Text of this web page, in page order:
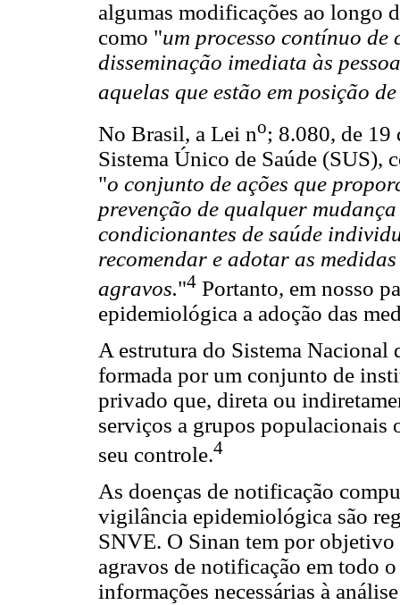
algumas modificações ao longo
como "um processo contínuo
disseminação imediata às
aquelas que estão em posição
No Brasil, a Lei no; 8.080, de 19
Sistema Único de Saúde
"o conjunto de ações que
prevenção de qualquer
condicionantes de saúde
recomendar e adotar as
agravos."4 Portanto, em nosso
epidemiológica a adoção das
A estrutura do Sistema
formada por um conjunto de
privado que, direta ou
serviços a grupos populacionais
seu controle.4
As doenças de notificação
vigilância epidemiológica são
SNVE. O Sinan tem por objetivo
agravos de notificação em todo
informações necessárias à